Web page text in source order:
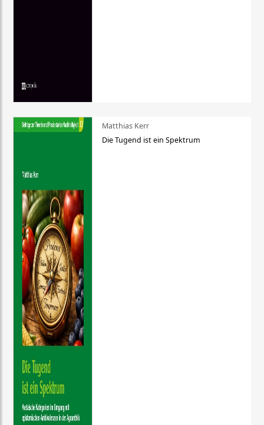
Matthias Kerr
Die Tugend ist ein Spektrum